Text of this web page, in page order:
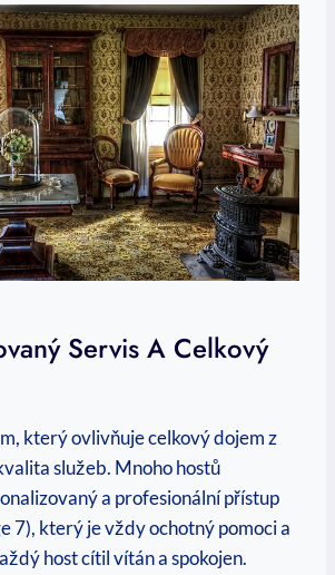
Servis A Celkový
který ovlivňuje celkový dojem z
služeb. Mnoho hostů
a profesionální přístup
7), který je vždy ochotný pomoci a
host cítil vítán a spokojen.